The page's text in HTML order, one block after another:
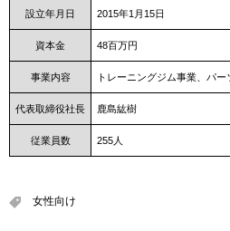
設立年月日 2015年1月15日
資本金 48百万円
事業内容 トレーニングジム事業、パ
代表取締役社長 鹿島紘樹
従業員数 255人
女性向け